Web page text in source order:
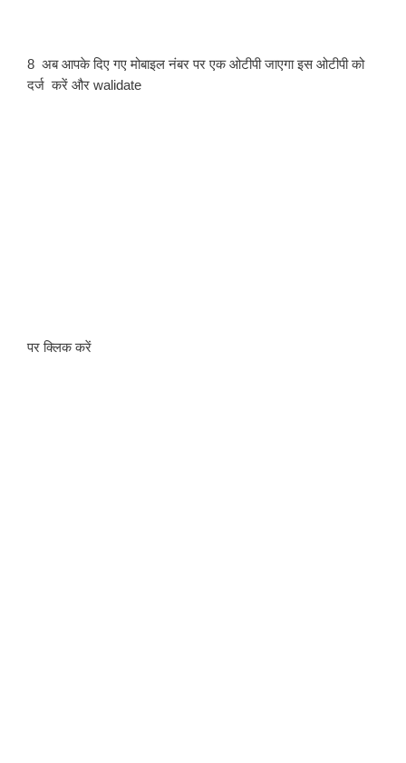
8  अब आपके दिए गए मोबाइल नंबर पर एक ओटीपी जाएगा इस ओटीपी को
दर्ज  करें और walidate
पर क्लिक करें